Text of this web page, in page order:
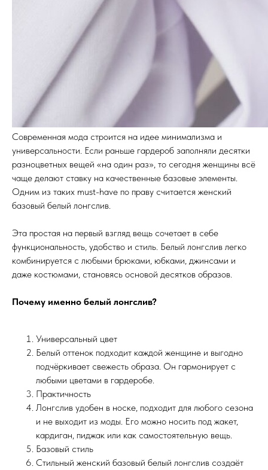
Современная мода строится на идее минимализма и
универсальности. Если раньше гардероб заполняли десятки
разноцветных вещей «на один раз», то сегодня женщины всё
чаще делают ставку на качественные базовые элементы.
Одним из таких must-have по праву считается женский
базовый белый лонгслив.
Эта простая на первый взгляд вещь сочетает в себе
функциональность, удобство и стиль. Белый лонгслив легко
комбинируется с любыми брюками, юбками, джинсами и
даже костюмами, становясь основой десятков образов.
Почему именно белый лонгслив?
Универсальный цвет
Белый оттенок подходит каждой женщине и выгодно
подчёркивает свежесть образа. Он гармонирует с
любыми цветами в гардеробе.
Практичность
Лонгслив удобен в носке, подходит для любого сезона
и не выходит из моды. Его можно носить под жакет,
кардиган, пиджак или как самостоятельную вещь.
Базовый стиль
Стильный женский базовый белый лонгслив создаёт